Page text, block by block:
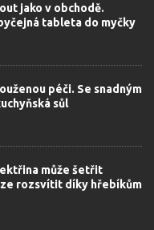
jako v obchodě.
tableta do myčky
péči. Se snadným
sůl
může šetřit
rozsvítit díky hřebíkům